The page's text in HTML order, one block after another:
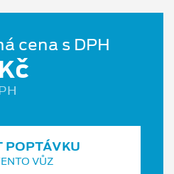
cena s DPH
POPTÁVKU
VŮZ